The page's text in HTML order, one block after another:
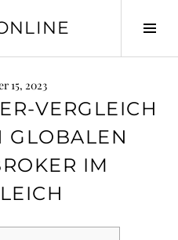
15, 2023
VERGLEICH
GLOBALEN
IM